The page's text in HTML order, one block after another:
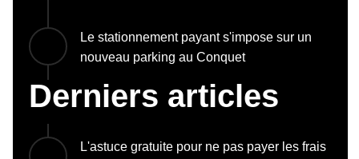
Le stationnement payant s'impose sur un
nouveau parking au Conquet
Derniers articles
L'astuce gratuite pour ne pas payer les frais